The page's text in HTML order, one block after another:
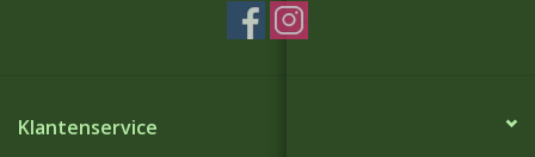
Klantenservice